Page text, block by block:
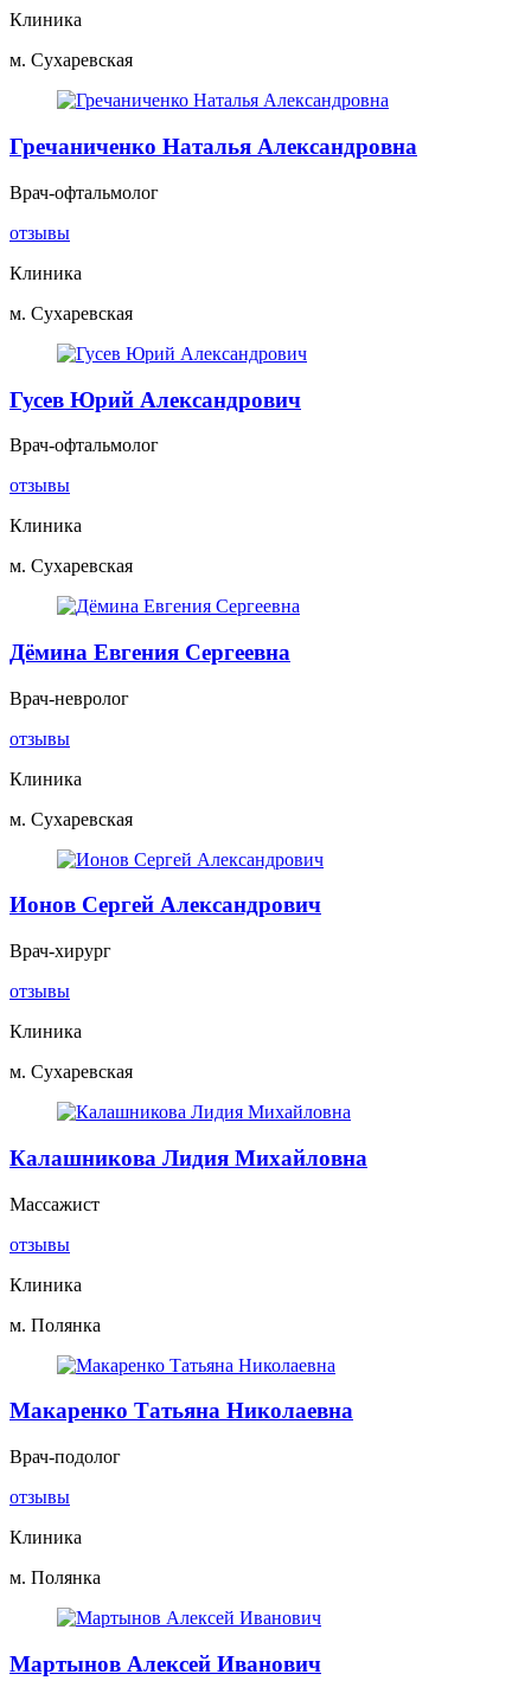
Клиника
м. Сухаревская
Гречаниченко Наталья Александровна
Врач-офтальмолог
отзывы
Клиника
м. Сухаревская
Гусев Юрий Александрович
Врач-офтальмолог
отзывы
Клиника
м. Сухаревская
Дёмина Евгения Сергеевна
Врач-невролог
отзывы
Клиника
м. Сухаревская
Ионов Сергей Александрович
Врач-хирург
отзывы
Клиника
м. Сухаревская
Калашникова Лидия Михайловна
Массажист
отзывы
Клиника
м. Полянка
Макаренко Татьяна Николаевна
Врач-подолог
отзывы
Клиника
м. Полянка
Мартынов Алексей Иванович